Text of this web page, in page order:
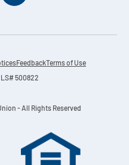
Feedback Terms of Use
500822
- All Rights Reserved